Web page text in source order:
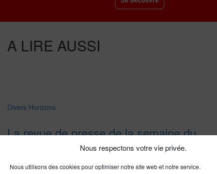
Nous respectons votre vie privée.
Nous utilisons des cookies pour optimiser notre site web et notre service.
A LIRE AUSSI
Divers Horizons
La revue de presse de la semaine du
LIRE PLUS→